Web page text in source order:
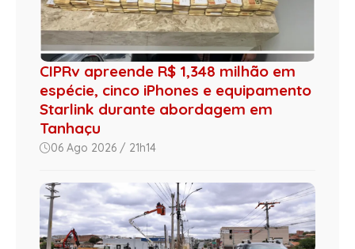
CIPRv apreende R$ 1,348 milhão em
espécie, cinco iPhones e equipamento
Starlink durante abordagem em
Tanhaçu
06 Ago 2026 / 21h14